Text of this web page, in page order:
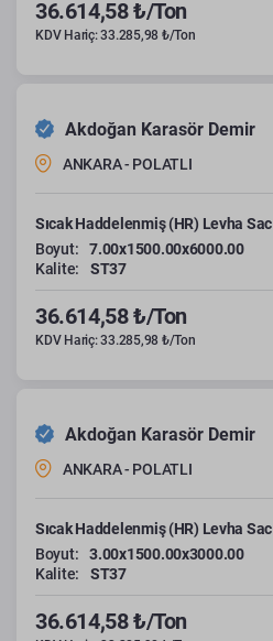
36.614,58 ₺/Ton
KDV Hariç: 33.285,98 ₺/Ton
Akdoğan Karasör Demir
ANKARA - POLATLI
Sıcak Haddelenmiş (HR) Levha Sac
Boyut:
7.00x1500.00x6000.00
Kalite:
ST37
36.614,58 ₺/Ton
KDV Hariç: 33.285,98 ₺/Ton
Akdoğan Karasör Demir
ANKARA - POLATLI
Sıcak Haddelenmiş (HR) Levha Sac
Boyut:
3.00x1500.00x3000.00
Kalite:
ST37
36.614,58 ₺/Ton